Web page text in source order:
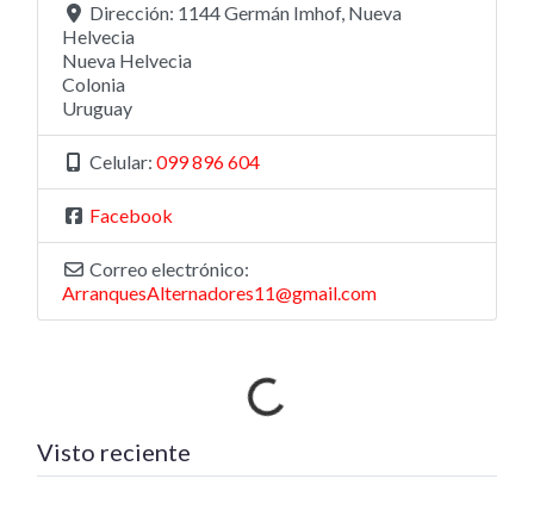
Dirección: 1144 Germán Imhof, Nueva
Helvecia
Nueva Helvecia
Colonia
Uruguay
Celular: 099 896 604
Facebook
Correo electrónico:
ArranquesAlternadores11@gmail.com
Visto reciente Cargando…